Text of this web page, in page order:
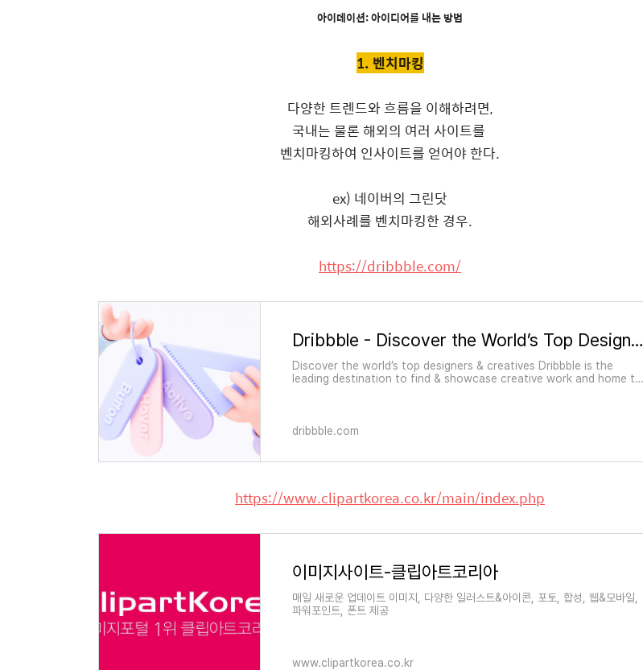
아이데이션: 아이디어를 내는 방법
1. 벤치마킹
다양한 트렌드와 흐름을 이해하려면,
국내는 물론 해외의 여러 사이트를
벤치마킹하여 인사이트를 얻어야 한다.
ex) 네이버의 그린닷
해외사례를 벤치마킹한 경우.
https://dribbble.com/
Dribbble - Discover the World’s Top Designers & Creative Professionals
Discover the world’s top designers & creatives Dribbble is the
leading destination to find & showcase creative work and home to
dribbble.com
https://www.clipartkorea.co.kr/main/index.php
이미지사이트-클립아트코리아
매일 새로운 업데이트 이미지, 다양한 일러스트&아이콘, 포토, 합성, 웹&모바일,
파워포인트, 폰트 제공
www.clipartkorea.co.kr